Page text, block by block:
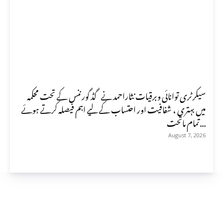
سیکرٹری توانائی وبرقیات نثاراحمد نے گڈ گورننس کے تحت محکمہ
میں بہتری ، شفافیت اور احتساب کے لیے اہم فیصلہ کرتے ہوئے
تمام ماتحت...
August 7, 2026